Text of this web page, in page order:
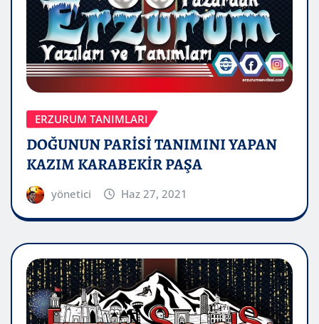
ERZURUM TANIMLARI
DOĞUNUN PARİSİ TANIMINI YAPAN
KAZIM KARABEKİR PAŞA
yönetici Haz 27, 2021